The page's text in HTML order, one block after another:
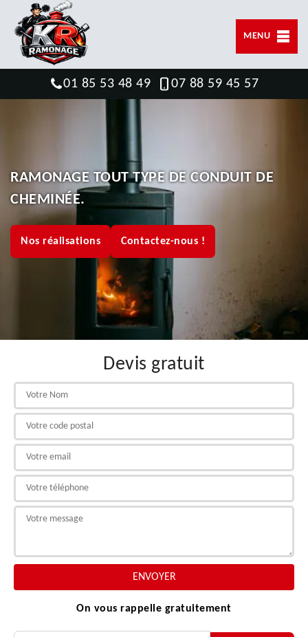
MENU
01 85 53 48 49 07 88 59 45 57
RAMONAGE TOUT TYPE DE CONDUIT DE
CHEMINÉE.
Nos réalisations Contactez-nous !
Devis gratuit
On vous rappelle gratuitement